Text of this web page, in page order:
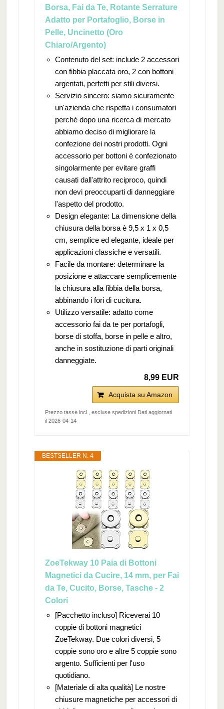
Borsa, Fai da Te, Rotante Serrature
Adatto per Portafoglio, Borse in
Pelle, Uncinetto (Oro
Chiaro/Argento)
Contenuto del set: include 2 accessori
con fibbia placcata oro, 2 con bottoni
argentati, perfetti per stili diversi.
Servizio sincero: siamo sicuramente
un'azienda che rispetta i consumatori
perché dopo una ricerca di mercato
abbiamo deciso di migliorare la
confezione dei nostri prodotti. Ogni
accessorio per bottoni è confezionato
singolarmente per evitare graffi
causati dall'attrito reciproco, quindi
non devi preoccuparti di danneggiare
l'aspetto del prodotto.
Design elegante: La dimensione della
chiusura della borsa è 9,5 x 1 x 0,5
cm, semplice ed elegante, ideale per
applicazioni classiche e versatili.
Facile da montare: determinare la
posizione e attaccare semplicemente
la chiusura alla fibbia della borsa,
abbinando i fori di cucitura.
Utilizzo versatile: adatto come
accessorio fai da te per portafogli,
borse di stoffa, borse in pelle e altro,
anche in sostituzione di parti originali
danneggiate.
8,99 EUR
Acquista su Amazon
Prezzo tasse incl., escluse spedizioni Dati aggiornati
il 2026-04-14
BESTSELLER N. 4
ZoeTekway 10 Paia di Bottoni
Magnetici da Cucire, 14 mm, per Fai
da Te, Cucito, Borse, Tasche - 2
Colori
[Pacchetto incluso] Riceverai 10
coppie di bottoni magnetici
ZoeTekway. Due colori diversi, 5
coppie sono oro e altre 5 coppie sono
argento. Sufficienti per l'uso
quotidiano.
[Materiale di alta qualità] Le nostre
chiusure magnetiche per accessori di